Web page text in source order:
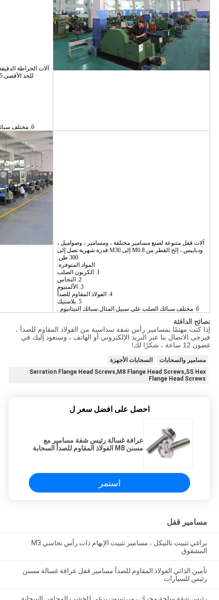
للحد الأقصى.5 مليون جهاز كمبيوتر شخصى القدرة الشهرية.
6. مختلف سبائك الصلب على سبيل المثال.سبائك التيتانيوم .
آلات قفل متنوعة لصنع مسامير مختلفة ، ومسامير ، وصواميل ،
ودبابيس ، إلخ.القطر من M0.8 إلى M30.قدرة شهرية تصل إلى
300 طن.
المواد المتوفرة:
1. الكربون الصلب
2. النحاس
3. الألمنيوم
4. الفولاذ المقاوم للصدأ
5. بلاستيك
6. مختلف سبائك الصلب على سبيل المثال.سبائك التيتانيوم .
نصائح الدافئة
إذا كنت مهتمًا بمسامير رأس شفة سداسية من الفولاذ المقاوم للصدأ ،
فيرجى الاتصال بنا عبر البريد الإلكتروني أو الهاتف ، وسنعود إليك في
غضون 12 ساعة ، شكرًا لك!
مسامير والسحابات
السحابات الأجهزة
Serration Flange Head Screws,M8 Flange Head Screws,SS Hex
Flange Head Screws
احصل على افضل سعر ل
عرافة غسالة رئيس شفة مسامير مع
مسنن M8 الفولاذ المقاوم للصدأ السحابة
استمر
مسامير قفل
براغي تثبيت بالنيكل ، مسامير تثبيت الإبهام ذات رأس نحاسي M3
المشقوق
تأمين الذاتي الفولاذ المقاوم للصدأ مسامير قفل عرافة غسالة مسنن
رئيس للسيارات
رئيس شقة ساحة محرك روبرتسون برغي للخشب المجلفن السحابة